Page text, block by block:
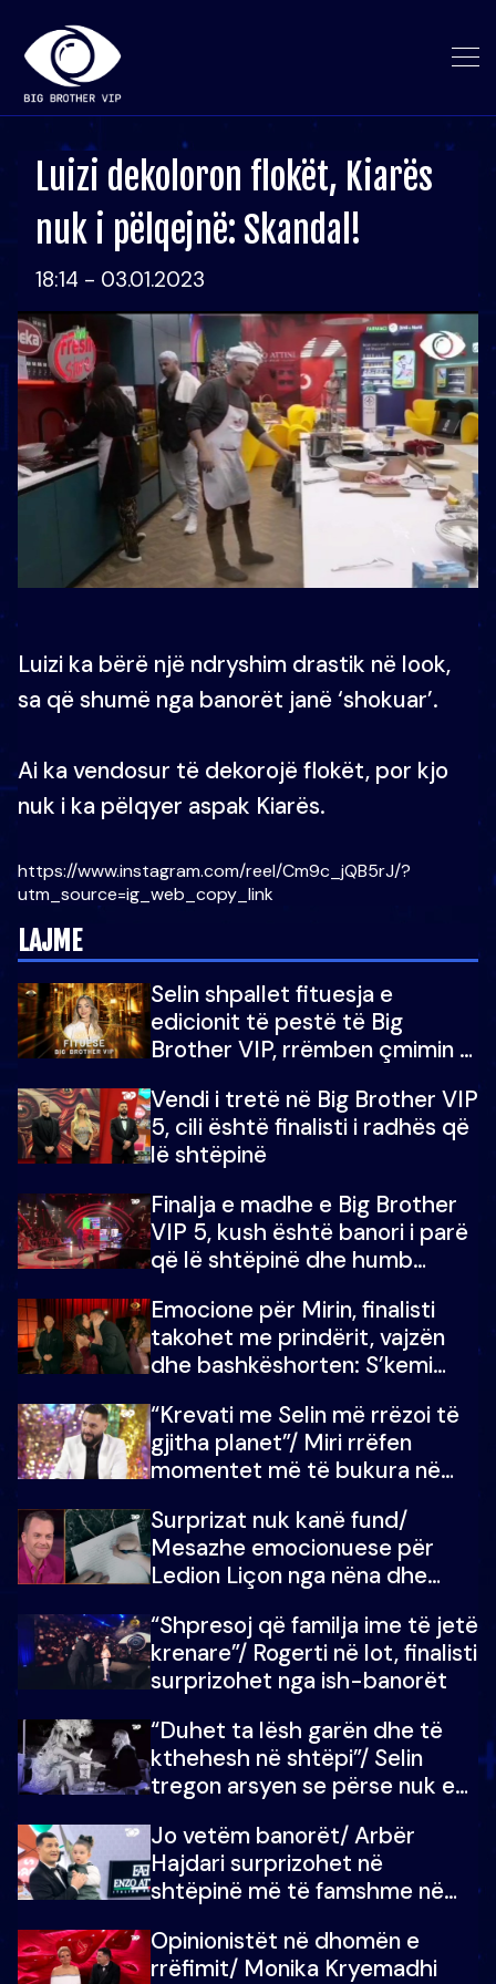
Luizi dekoloron flokët, Kiarës
nuk i pëlqejnë: Skandal!
18:14 - 03.01.2023
Luizi ka bërë një ndryshim drastik në look,
sa që shumë nga banorët janë ‘shokuar’.
Ai ka vendosur të dekorojë flokët, por kjo
nuk i ka pëlqyer aspak Kiarës.
https://www.instagram.com/reel/Cm9c_jQB5rJ/?
utm_source=ig_web_copy_link
LAJME
Selin shpallet fituesja e
edicionit të pestë të Big
Brother VIP, rrëmben çmimin e
Vendi i tretë në Big Brother VIP
5, cili është finalisti i radhës që
lë shtëpinë
Finalja e madhe e Big Brother
VIP 5, kush është banori i parë
që lë shtëpinë dhe humb
çmimin e madh
Emocione për Mirin, finalisti
takohet me prindërit, vajzën
dhe bashkëshorten: S’kemi
“Krevati me Selin më rrëzoi të
gjitha planet”/ Miri rrëfen
momentet më të bukura në
mungojë zilja e mëngjesit kur…
Surprizat nuk kanë fund/
Mesazhe emocionuese për
Ledion Liçon nga nëna dhe
mban dot lotët: Nuk meritoj…
“Shpresoj që familja ime të jetë
krenare”/ Rogerti në lot, finalisti
surprizohet nga ish-banorët
“Duhet ta lësh garën dhe të
kthehesh në shtëpi”/ Selin
tregon arsyen se përse nuk e
çoja luftën time deri në fund
Jo vetëm banorët/ Arbër
Hajdari surprizohet në
shtëpinë më të famshme në
vajzën e tij
Opinionistët në dhomën e
rrëfimit/ Monika Kryemadhi